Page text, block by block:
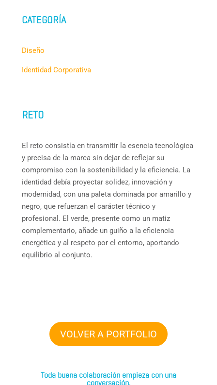
CATEGORÍA
Diseño
Identidad Corporativa
RETO
El reto consistía en transmitir la esencia tecnológica
y precisa de la marca sin dejar de reflejar su
compromiso con la sostenibilidad y la eficiencia. La
identidad debía proyectar solidez, innovación y
modernidad, con una paleta dominada por amarillo y
negro, que refuerzan el carácter técnico y
profesional. El verde, presente como un matiz
complementario, añade un guiño a la eficiencia
energética y al respeto por el entorno, aportando
equilibrio al conjunto.
VOLVER A PORTFOLIO
Toda buena colaboración empieza con una
conversación.